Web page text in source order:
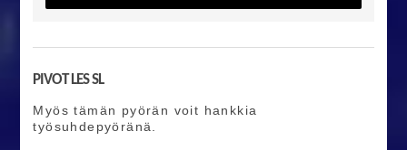
PIVOT LES SL
Myös tämän pyörän voit hankkia
työsuhdepyöränä.